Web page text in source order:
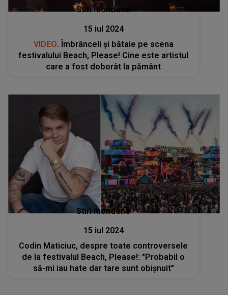
Stiri mondene
15 iul 2024
VIDEO. Îmbrânceli și bătaie pe scena
festivalului Beach, Please! Cine este artistul
care a fost doborât la pământ
Stiri mondene
15 iul 2024
Codin Maticiuc, despre toate controversele
de la festivalul Beach, Please!: "Probabil o
să-mi iau hate dar tare sunt obișnuit"